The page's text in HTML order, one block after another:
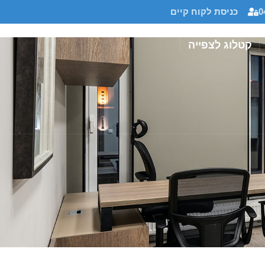
כניסת לקוח קיים
קטלוג לצפייה